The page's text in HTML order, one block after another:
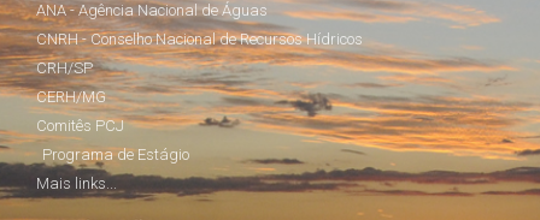
ANA - Agência Nacional de Águas
CNRH - Conselho Nacional de Recursos Hídricos
CRH/SP
CERH/MG
Comitês PCJ
Programa de Estágio
Mais links...